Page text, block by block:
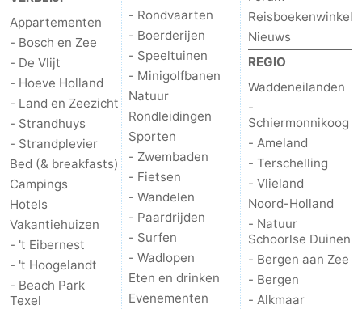
Appartementen
- Bosch en Zee
- De Vlijt
- Hoeve Holland
- Land en Zeezicht
- Strandhuys
- Strandplevier
Bed (& breakfasts)
Campings
Hotels
Vakantiehuizen
- 't Eibernest
- 't Hoogelandt
- Beach Park
Texel
- Rondvaarten
- Boerderijen
- Speeltuinen
- Minigolfbanen
Natuur
Rondleidingen
Sporten
- Zwembaden
- Fietsen
- Wandelen
- Paardrijden
- Surfen
- Wadlopen
Eten en drinken
Evenementen
Reisboekenwinkel
Nieuws
REGIO
Waddeneilanden
-
Schiermonnikoog
- Ameland
- Terschelling
- Vlieland
Noord-Holland
- Natuur
Schoorlse Duinen
- Bergen aan Zee
- Bergen
- Alkmaar